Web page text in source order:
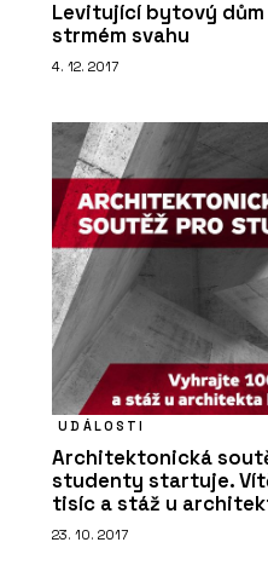
PRODUKTY
PRODUKTY
Indukční varná
Icon Steel s
Levitující bytový
strmém svahu
4. 12. 2017
UDÁLOSTI
Architektonická
studenty startuje.
tisíc a stáž u
23. 10. 2017